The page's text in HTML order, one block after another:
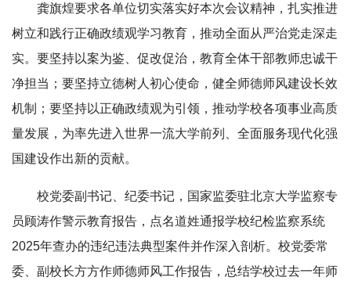
龚旗煌要求各单位切实落实好本次会议精神，扎实推进
树立和践行正确政绩观学习教育，推动全面从严治党走深走
实。要坚持以案为鉴、促改促治，教育全体干部教师忠诚干
净担当；要坚持立德树人初心使命，健全师德师风建设长效
机制；要坚持以正确政绩观为引领，推动学校各项事业高质
量发展，为率先进入世界一流大学前列、全面服务现代化强
国建设作出新的贡献。
校党委副书记、纪委书记，国家监委驻北京大学监察专
员顾涛作警示教育报告，点名道姓通报学校纪检监察系统
2025年查办的违纪违法典型案件并作深入剖析。校党委常
委、副校长方方作师德师风工作报告，总结学校过去一年师